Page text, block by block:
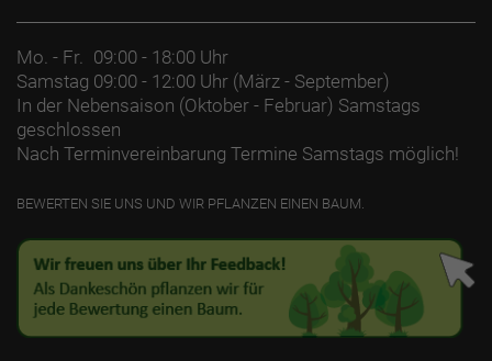
Mo. - Fr.
09:00 - 18:00 Uhr
Samstag 09:00 - 12:00 Uhr (März - September)
In der Nebensaison (Oktober - Februar) Samstags
geschlossen
Nach Terminvereinbarung Termine Samstags möglich!
BEWERTEN SIE UNS UND WIR PFLANZEN EINEN BAUM.